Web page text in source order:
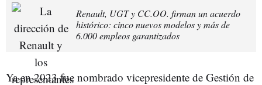
Renault, UGT y CC.OO. firman un acuerdo
histórico: cinco nuevos modelos y más de
6.000 empleos garantizados
Ya en 2023 fue nombrado vicepresidente de Gestión de